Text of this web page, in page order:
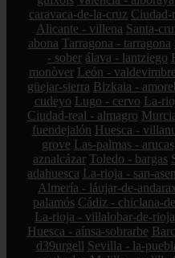
caravaca-de-la-cruz Ciudad-
Alicante - villena Santa-
abona Tarragona - tarragona
- sober álava - lantziego
monòver León - valdevimbre
güejar-sierra Bizkaia -
cudeyo Lugo - cervo La-
Ciudad-real - almagro
fuendejalón Huesca -
grove Las-palmas - arucas
aznalcázar Toledo - bargas
adahuesca La-rioja - san-
Almería - láujar-de-
palamós Cádiz - chiclana-
La-rioja - villalobar-de-rioja
Huesca - aínsa-sobrarbe
d39urgell Sevilla - la-